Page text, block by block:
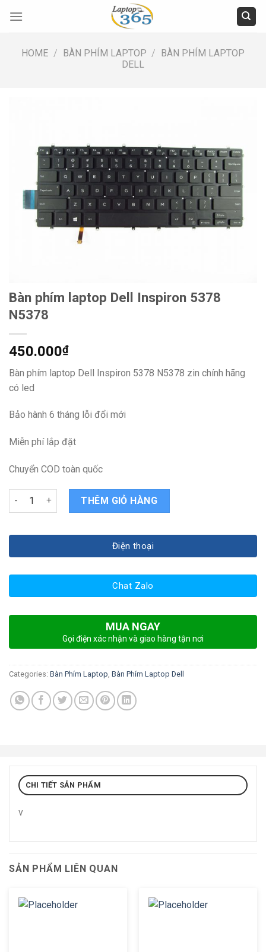
HOME / BÀN PHÍM LAPTOP / BÀN PHÍM LAPTOP
DELL
Bàn phím laptop Dell Inspiron 5378
N5378
450.000₫
Bàn phím laptop Dell Inspiron 5378 N5378 zin chính hãng
có led
Bảo hành 6 tháng lỗi đổi mới
Miễn phí lắp đặt
Chuyển COD toàn quốc
Bàn phím laptop Dell Inspiron 5378 N5378 quantity
THÊM GIỎ HÀNG
Điện thoại
Chat Zalo
MUA NGAY
Gọi điện xác nhận và giao hàng tận nơi
Categories: Bàn Phím Laptop Bàn Phím Laptop Dell
CHI TIẾT SẢN PHẨM
v
SẢN PHẨM LIÊN QUAN